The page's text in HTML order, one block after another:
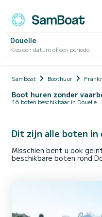
Douelle
Kies een datum of een periode
Samboat Boothuur
Boot huren zonder
16 boten beschikbaar in Douelle
Dit zijn alle boten in
Misschien bent u ook
beschikbare boten rond